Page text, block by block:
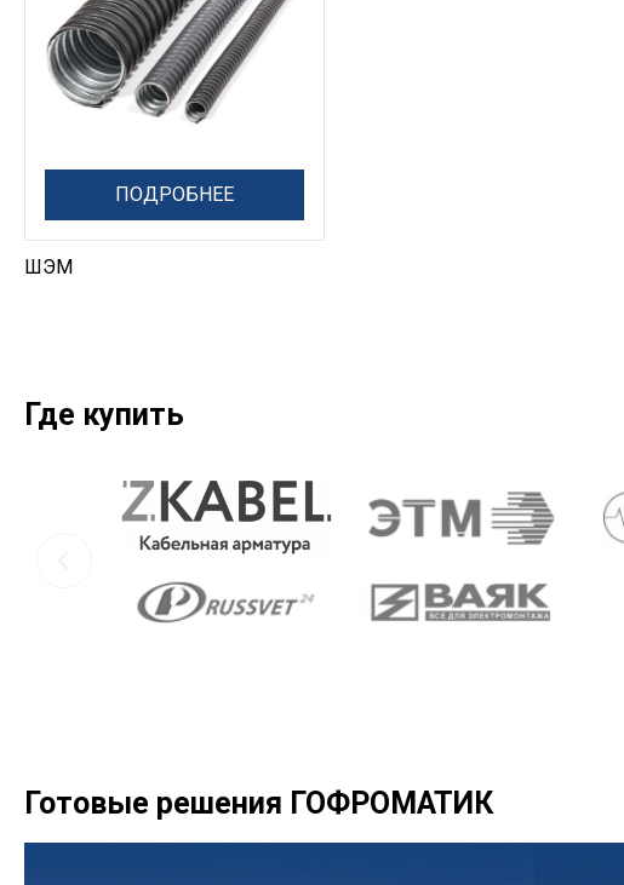
ПОДРОБНЕЕ
ШЭМ
Где купить
Готовые решения ГОФРОМАТИК